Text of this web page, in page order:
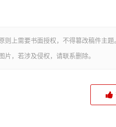
则上需要书面授权，不得篡改稿件主题
片，若涉及侵权，请联系删除。